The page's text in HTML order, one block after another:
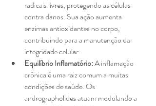
radicais livres, protegendo as células
contra danos. Sua ação aumenta
enzimas antioxidantes no corpo,
contribuindo para a manutenção da
integridade celular.
Equilíbrio Inflamatório: A inflamação
crônica é uma raiz comum a muitas
condições de saúde. Os
andrographolides atuam modulando a